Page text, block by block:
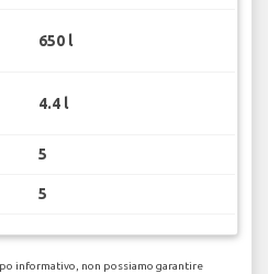
650 l
4.4 l
5
5
informativo, non possiamo garantire